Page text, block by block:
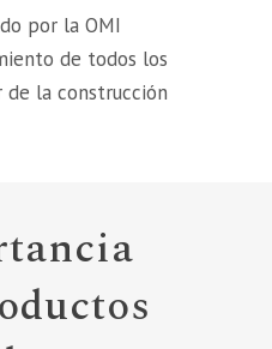
por la OMI
de todos los
la construcción